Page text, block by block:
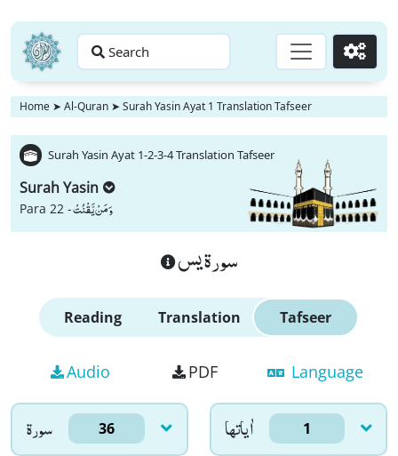
Search Go
Home ➤ Al-Quran ➤ Surah Yasin Ayat 1 Translation Tafseer
Surah Yasin Ayat 1-2-3-4 Translation Tafseer
Surah Yasin
Para 22 -وَ مَنْ یَّقْنُتْ
سورة يس
Reading Translation Tafseer
Audio PDF Language
سورۃ 36 اٰياتها 1